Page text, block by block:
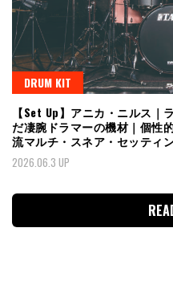
DRUM KIT
【Set Up】アニカ・ニルス
だ凄腕ドラマーの機材｜個性
流マルチ・スネア・セッティ
2026.06.3 UP